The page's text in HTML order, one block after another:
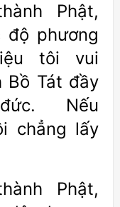
Phật,
độ phương
tôi vui
Bồ Tát đầy
Nếu
chẳng lấy
Phật,